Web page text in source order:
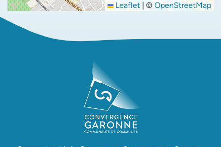
Leaflet | © OpenStreetMap